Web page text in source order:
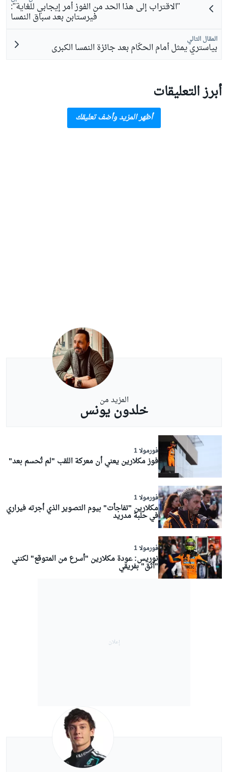
"الاقتراب إلى هذا الحد من الفوز أمر إيجابي للغاية":
فيرستابن بعد سباق النمسا
المقال التالي
بياستري يمثل أمام الحكّام بعد جائزة النمسا الكبرى
أبرز التعليقات
أظهر المزيد وأضف تعليقك
المزيد من
خلدون يونس
فورمولا 1
فوز مكلارين يعني أن معركة اللقب "لم تُحسم بعد"
فورمولا 1
مكلارين "تفاجأت" بيوم التصوير الذي أجرته فيراري
في حلبة مدريد
فورمولا 1
نوريس: عودة مكلارين "أسرع من المتوقع" لكنني
"أثق" بفريقي